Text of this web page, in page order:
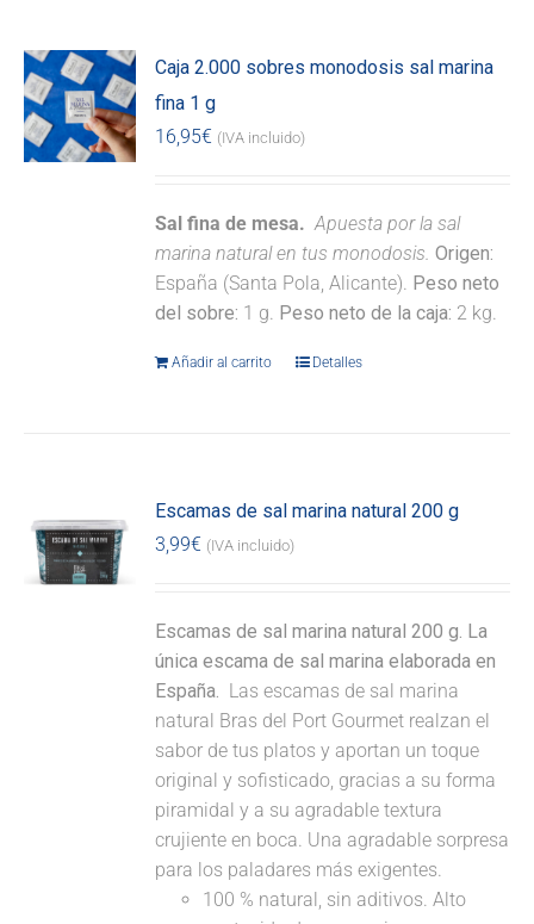
Caja 2.000 sobres monodosis sal marina
fina 1 g
16,95€ (IVA incluido)
Sal fina de mesa. Apuesta por la sal
marina natural en tus monodosis. Origen:
España (Santa Pola, Alicante). Peso neto
del sobre: 1 g. Peso neto de la caja: 2 kg.
Añadir al carrito Detalles
Escamas de sal marina natural 200 g
3,99€ (IVA incluido)
Escamas de sal marina natural 200 g. La
única escama de sal marina elaborada en
España. Las escamas de sal marina
natural Bras del Port Gourmet realzan el
sabor de tus platos y aportan un toque
original y sofisticado, gracias a su forma
piramidal y a su agradable textura
crujiente en boca. Una agradable sorpresa
para los paladares más exigentes.
100 % natural, sin aditivos. Alto